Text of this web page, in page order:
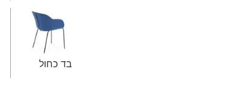
בד כחול